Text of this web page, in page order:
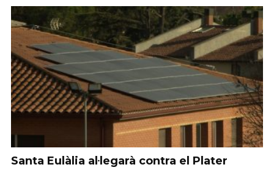
Santa Eulàlia al·legarà contra el Plater